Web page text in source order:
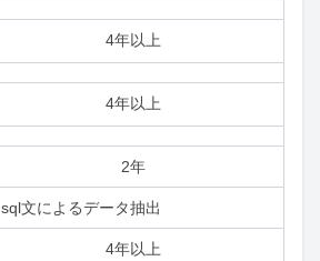
4年以上
4年以上
2年
sql文によるデータ抽出
4年以上